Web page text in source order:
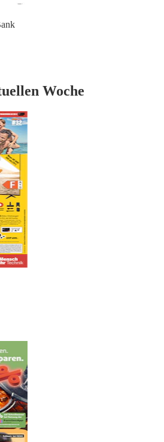
Woche